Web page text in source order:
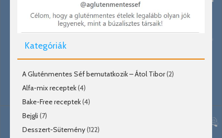
Kategóriák
A Gluténmentes Séf bemutatkozik – Átol Tibor(2)
Alfa-mix receptek(4)
Bake-Free receptek(4)
Bejgli (7)
Desszert-Sütemény(122)